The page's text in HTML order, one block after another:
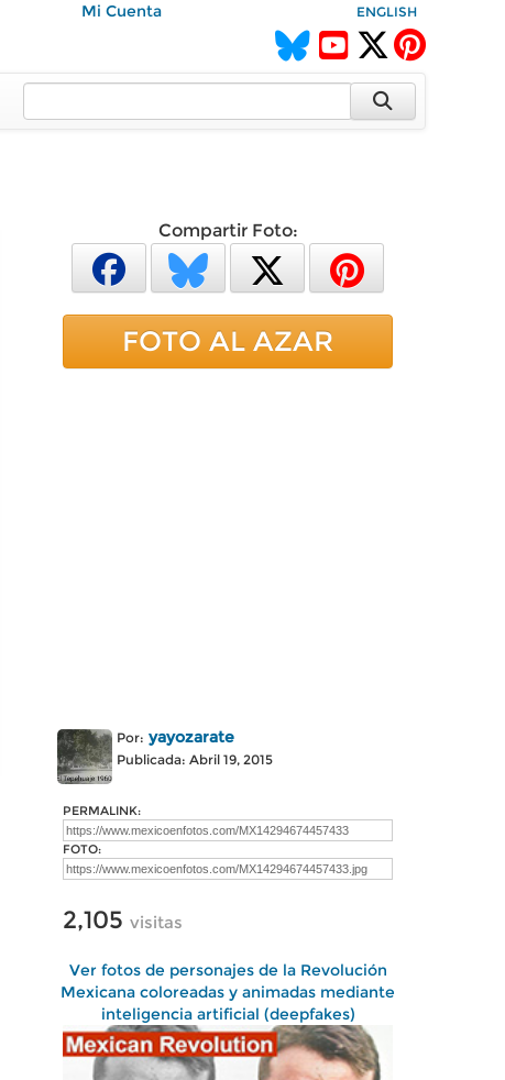
Mi Cuenta ENGLISH
Compartir Foto:
FOTO AL AZAR
Por: yayozarate
Publicada: Abril 19, 2015
PERMALINK:
FOTO:
2,105 visitas
Ver fotos de personajes de la Revolución
Mexicana coloreadas y animadas mediante
inteligencia artificial (deepfakes)